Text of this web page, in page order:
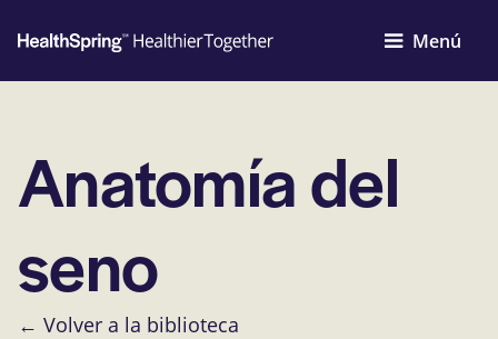
Menú
Anatomía del
seno
← Volver a la biblioteca